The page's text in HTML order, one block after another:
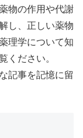
物の作用や代謝
し、正しい薬物
理学について知
ください。
記事を記憶に留